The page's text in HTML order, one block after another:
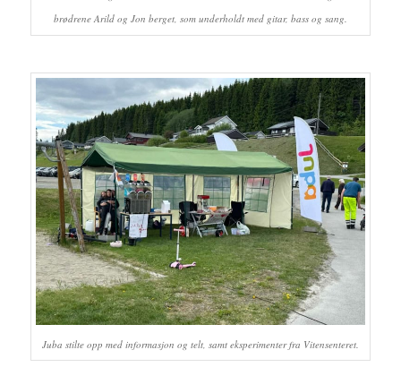
brødrene Arild og Jon berget, som underholdt med gitar, bass og sang.
Juba stilte opp med informasjon og telt, samt eksperimenter fra Vitensenteret.